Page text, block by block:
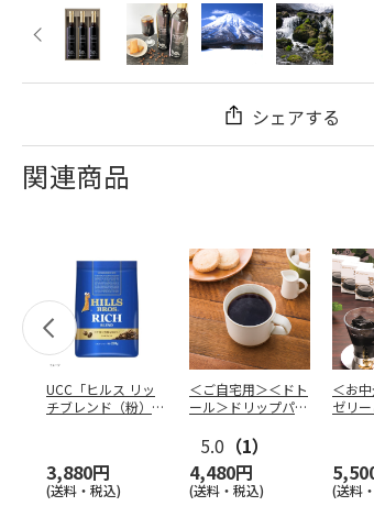
シェアする
関連商品
UCC「ヒルス リッ
チブレンド（粉）」
3,880円
(送料・税込)
＜ご自宅用＞＜ドト
ール＞ドリップパッ
１０…
5.0 （1）
4,480円
(送料・税込)
＜お
ゼリ
(送料